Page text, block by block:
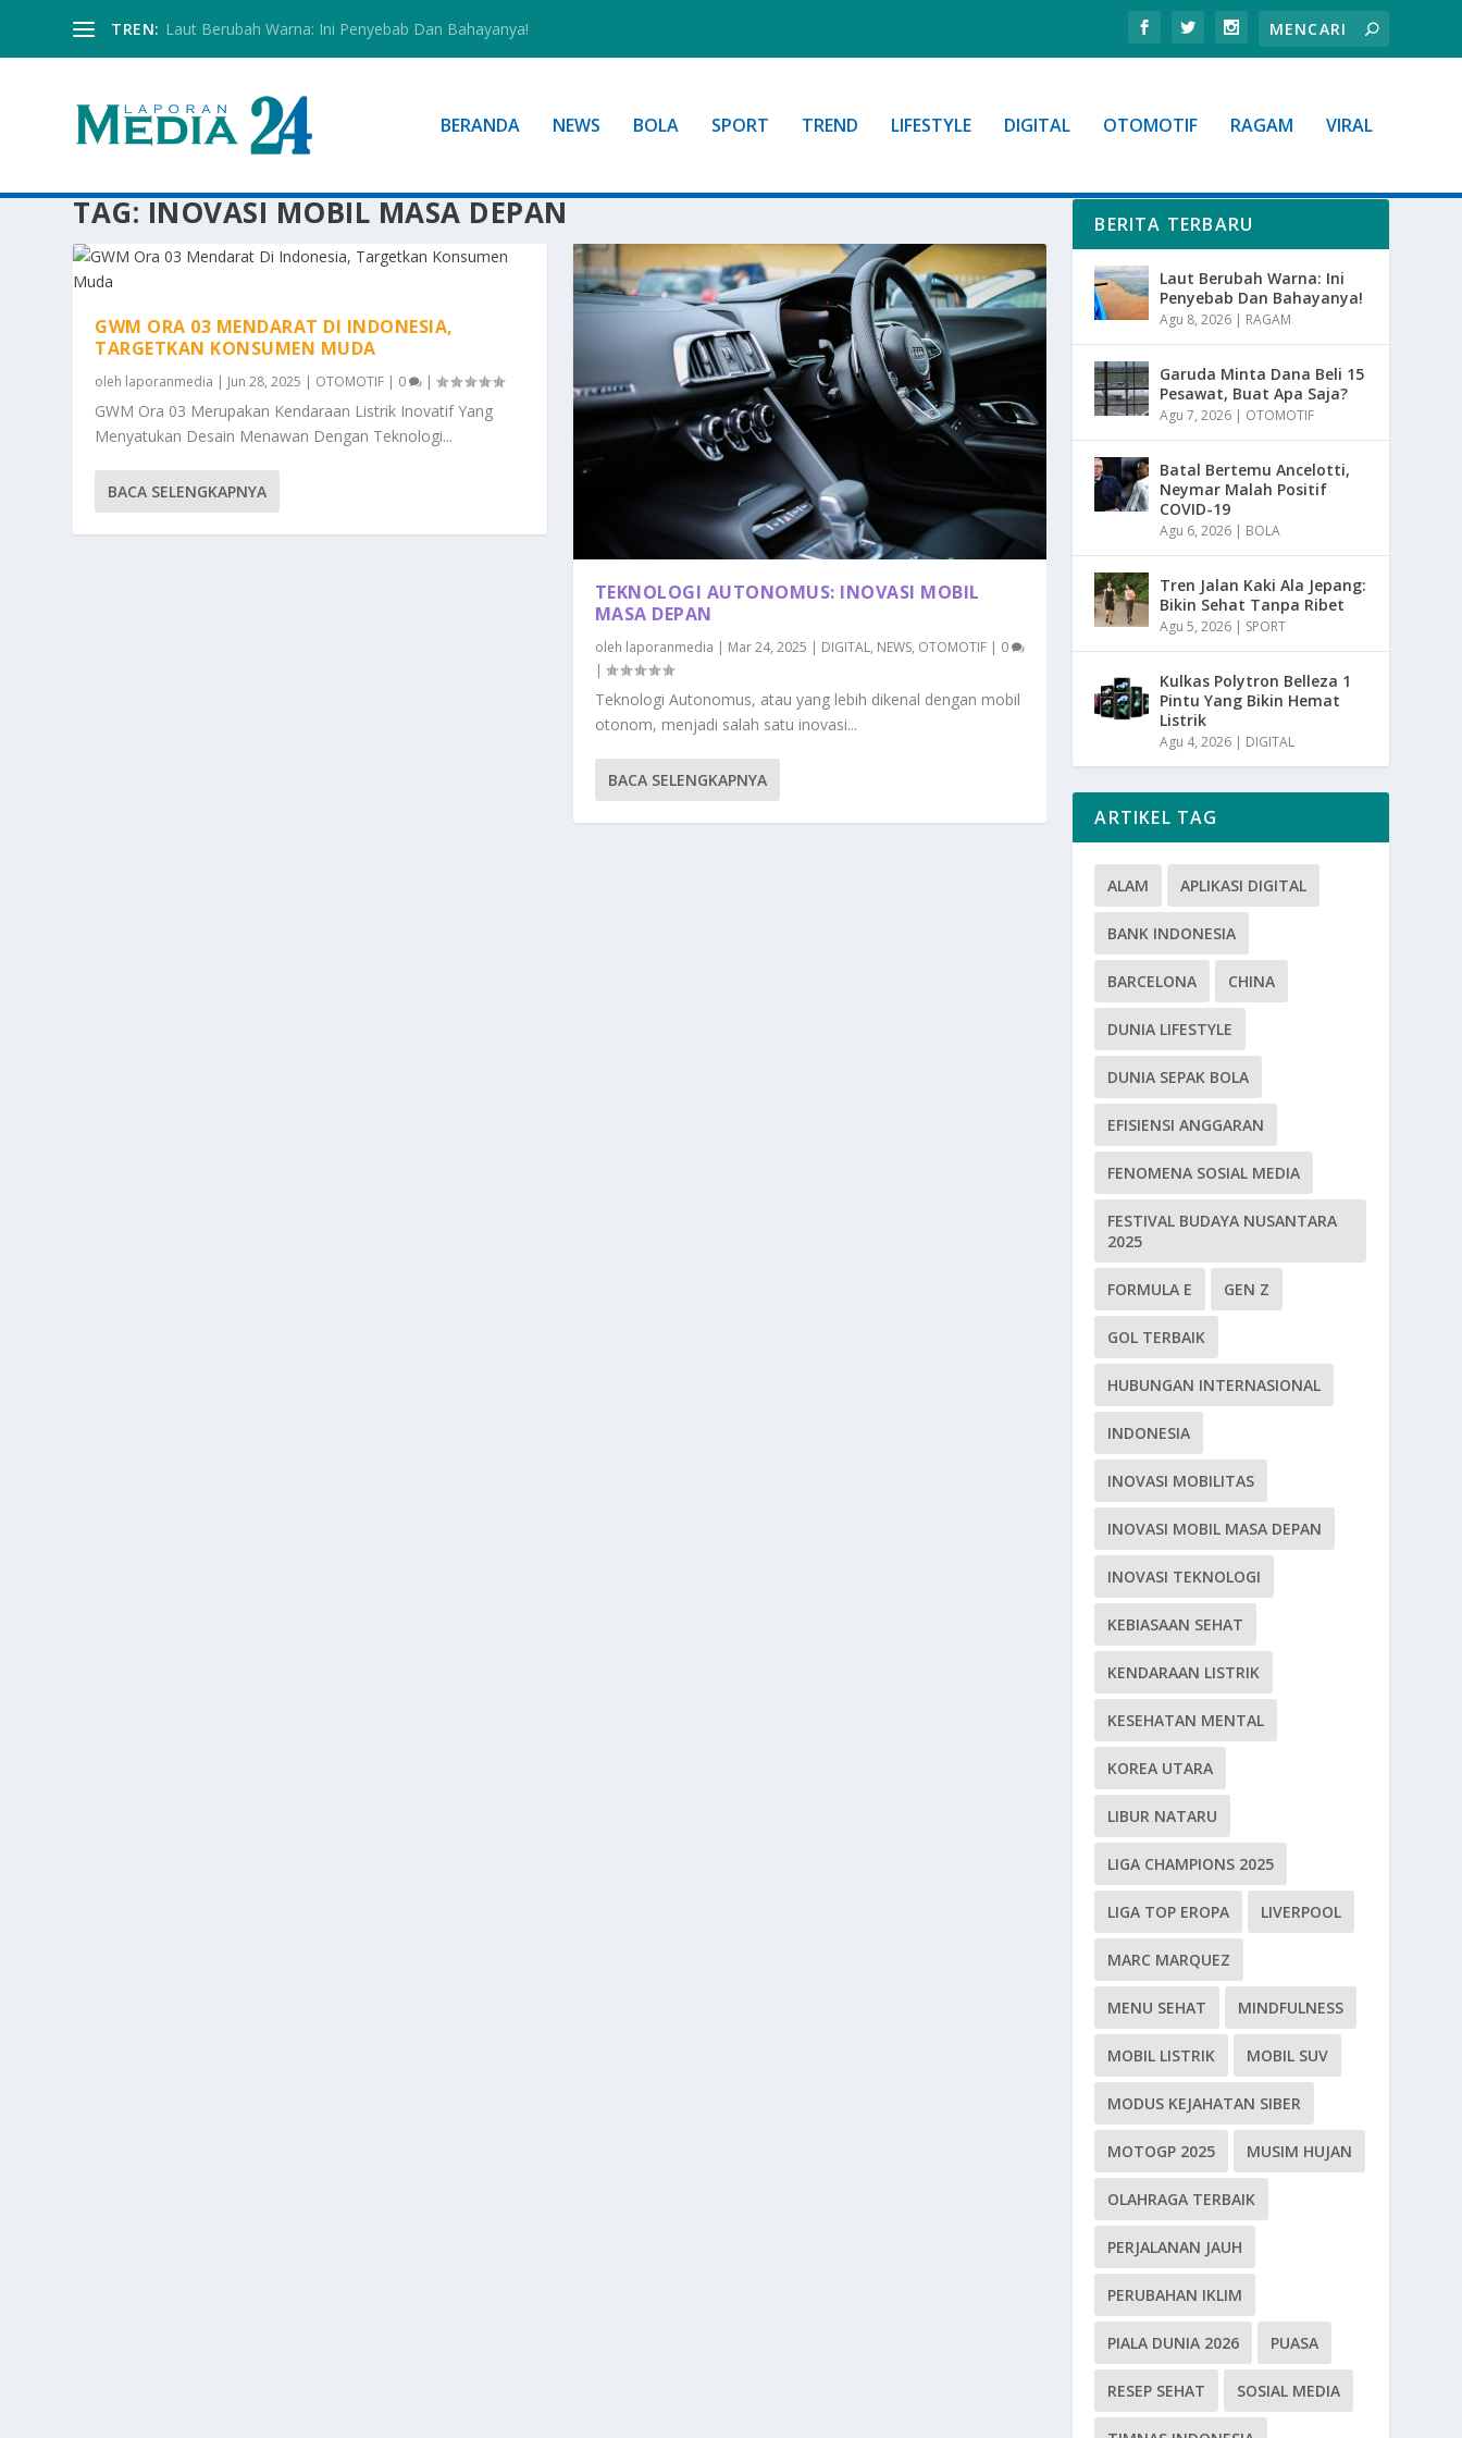
TREN: Laut Berubah Warna: Ini Penyebab Dan Bahayanya!
BERANDA NEWS BOLA SPORT TREND LIFESTYLE DIGITAL OTOMOTIF RAGAM VIRAL
TAG: INOVASI MOBIL MASA DEPAN
GWM ORA 03 MENDARAT DI INDONESIA,
TARGETKAN KONSUMEN MUDA
oleh laporanmedia | Jun 28, 2025 | OTOMOTIF | 0 |
GWM Ora 03 Merupakan Kendaraan Listrik Inovatif Yang
Menyatukan Desain Menawan Dengan Teknologi...
BACA SELENGKAPNYA
TEKNOLOGI AUTONOMUS: INOVASI MOBIL
MASA DEPAN
oleh laporanmedia | Mar 24, 2025 | DIGITAL, NEWS, OTOMOTIF| 0
|
Teknologi Autonomus, atau yang lebih dikenal dengan mobil
otonom, menjadi salah satu inovasi...
BACA SELENGKAPNYA
BERITA TERBARU
Laut Berubah Warna: Ini
Penyebab Dan Bahayanya!
Agu 8, 2026 | RAGAM
Garuda Minta Dana Beli 15
Pesawat, Buat Apa Saja?
Agu 7, 2026 | OTOMOTIF
Batal Bertemu Ancelotti,
Neymar Malah Positif
COVID-19
Agu 6, 2026 | BOLA
Tren Jalan Kaki Ala Jepang:
Bikin Sehat Tanpa Ribet
Agu 5, 2026 | SPORT
Kulkas Polytron Belleza 1
Pintu Yang Bikin Hemat
Listrik
Agu 4, 2026 | DIGITAL
ARTIKEL TAG
ALAM APLIKASI DIGITAL
BANK INDONESIA
BARCELONA CHINA
DUNIA LIFESTYLE
DUNIA SEPAK BOLA
EFISIENSI ANGGARAN
FENOMENA SOSIAL MEDIA
FESTIVAL BUDAYA NUSANTARA
2025
FORMULA E GEN Z
GOL TERBAIK
HUBUNGAN INTERNASIONAL
INDONESIA
INOVASI MOBILITAS
INOVASI MOBIL MASA DEPAN
INOVASI TEKNOLOGI
KEBIASAAN SEHAT
KENDARAAN LISTRIK
KESEHATAN MENTAL
KOREA UTARA
LIBUR NATARU
LIGA CHAMPIONS 2025
LIGA TOP EROPA LIVERPOOL
MARC MARQUEZ
MENU SEHAT MINDFULNESS
MOBIL LISTRIK MOBIL SUV
MODUS KEJAHATAN SIBER
MOTOGP 2025 MUSIM HUJAN
OLAHRAGA TERBAIK
PERJALANAN JAUH
PERUBAHAN IKLIM
PIALA DUNIA 2026 PUASA
RESEP SEHAT SOSIAL MEDIA